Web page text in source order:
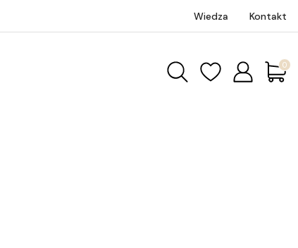
Wiedza Kontakt